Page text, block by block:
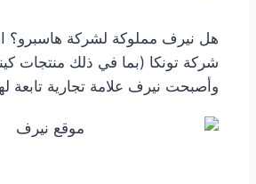
هل نيرف مملوكة لشركة هاسبرو؟
شركة تونكا (بما في ذلك منتجات
وأصبحت نيرف علامة تجارية تابعة